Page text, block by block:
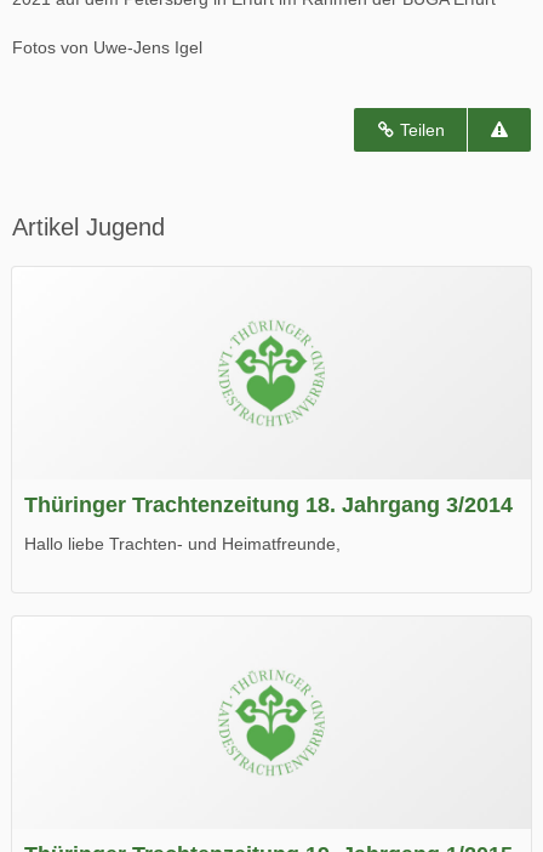
Fotos von Uwe-Jens Igel
Teilen
Artikel Jugend
Thüringer Trachtenzeitung 18. Jahrgang 3/2014
Hallo liebe Trachten- und Heimatfreunde,
Wir wünschen Euch viel Spaß beim Lesen.